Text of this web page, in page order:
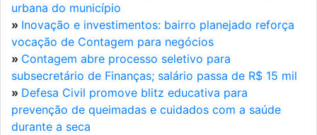
urbana do município
» Inovação e investimentos: bairro planejado reforça
vocação de Contagem para negócios
» Contagem abre processo seletivo para
subsecretário de Finanças; salário passa de R$ 15 mil
» Defesa Civil promove blitz educativa para
prevenção de queimadas e cuidados com a saúde
durante a seca